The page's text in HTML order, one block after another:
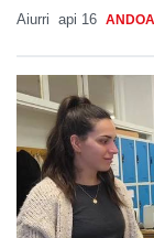
Aiurri api 16